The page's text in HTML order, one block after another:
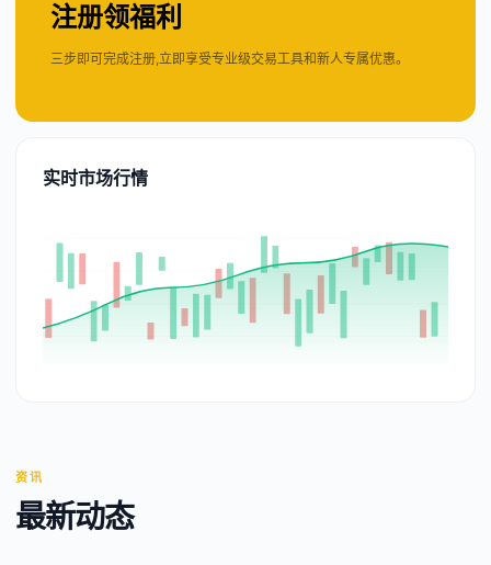
注册领福利
三步即可完成注册,立即享受专业级交易工具和新人专属优惠。
实时市场行情
资讯
最新动态